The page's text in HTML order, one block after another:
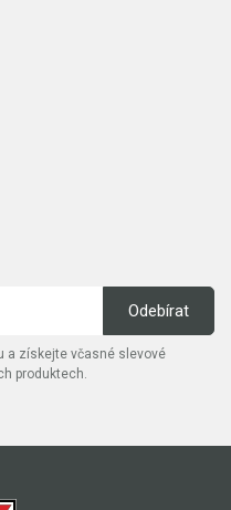
a získejte včasné slevové
produktech.